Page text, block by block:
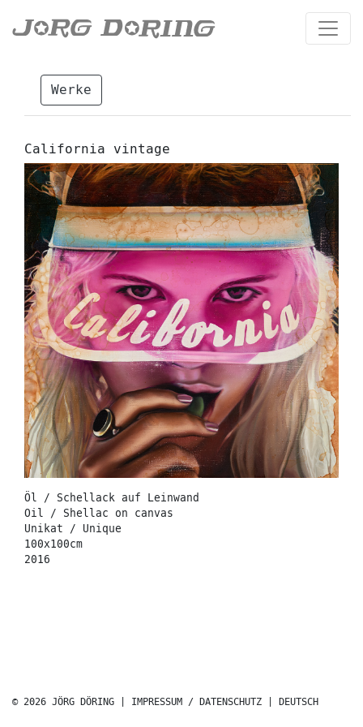
Werke
California vintage
Öl / Schellack auf Leinwand
Oil / Shellac on canvas
Unikat / Unique
100x100cm
2016
© 2026 JÖRG DÖRING | IMPRESSUM / DATENSCHUTZ DEUTSCH